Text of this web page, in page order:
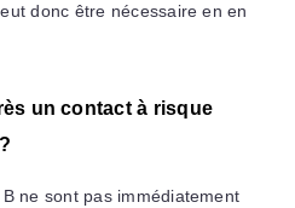
donc être nécessaire en en
un contact à risque
ne sont pas immédiatement